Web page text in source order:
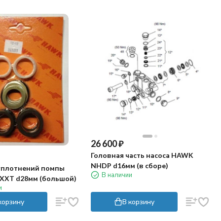
помпы
d28мм (большой)
26 600₽
Головная часть насоса HAWK
NHDP d16мм (в сборе)
В наличии
В корзину